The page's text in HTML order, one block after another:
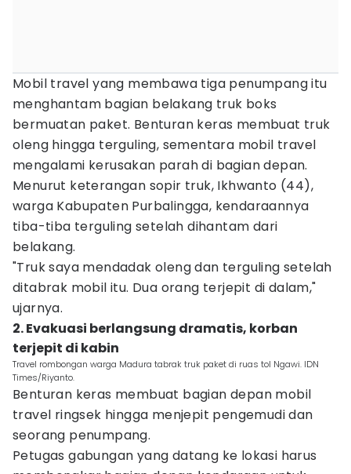
Mobil travel yang membawa tiga penumpang itu
menghantam bagian belakang truk boks
bermuatan paket. Benturan keras membuat truk
oleng hingga terguling, sementara mobil travel
mengalami kerusakan parah di bagian depan.
Menurut keterangan sopir truk, Ikhwanto (44),
warga Kabupaten Purbalingga, kendaraannya
tiba-tiba terguling setelah dihantam dari
belakang.
"Truk saya mendadak oleng dan terguling setelah
ditabrak mobil itu. Dua orang terjepit di dalam,"
ujarnya.
2. Evakuasi berlangsung dramatis, korban
terjepit di kabin
Travel rombongan warga Madura tabrak truk paket di ruas tol Ngawi. IDN
Times/Riyanto.
Benturan keras membuat bagian depan mobil
travel ringsek hingga menjepit pengemudi dan
seorang penumpang.
Petugas gabungan yang datang ke lokasi harus